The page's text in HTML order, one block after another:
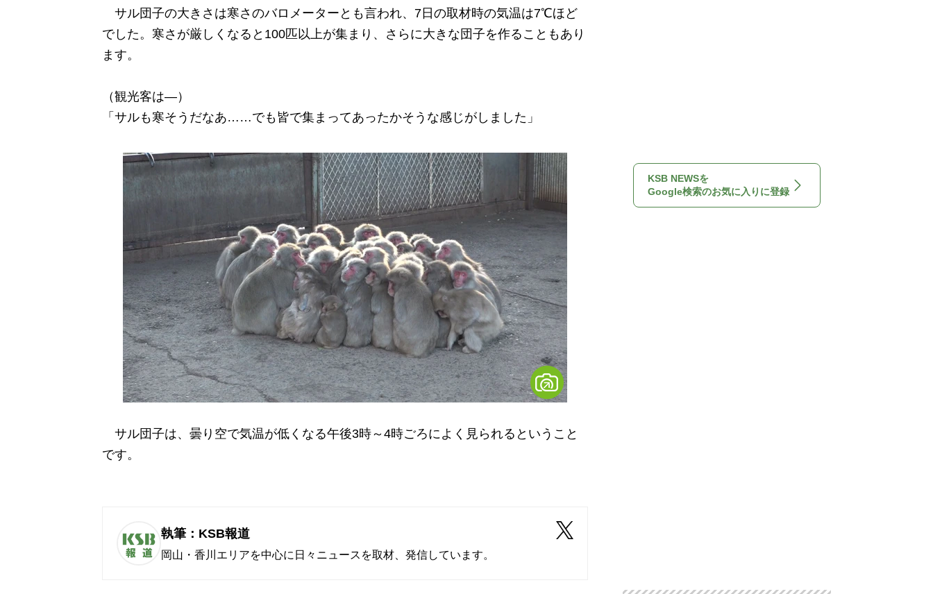
サル団子の大きさは寒さのバロメーターとも言われ、7日の取材時の気温は7℃ほど
でした。寒さが厳しくなると100匹以上が集まり、さらに大きな団子を作ることもあり
ます。
（観光客は―）
「サルも寒そうだなあ……でも皆で集まってあったかそうな感じがしました」
サル団子は、曇り空で気温が低くなる午後3時～4時ごろによく見られるということ
です。
執筆：KSB報道
岡山・香川エリアを中心に日々ニュースを取材、発信しています。
KSB NEWSを
Google検索のお気に入りに登録